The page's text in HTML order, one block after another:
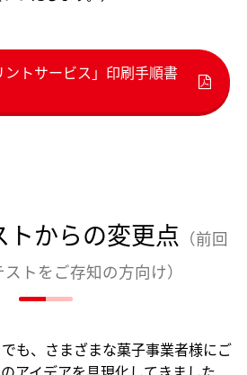
ントサービス」印刷手順書
からの変更点 （前回
トをご存知の方向け）
も、さまざまな菓子事業者様にご